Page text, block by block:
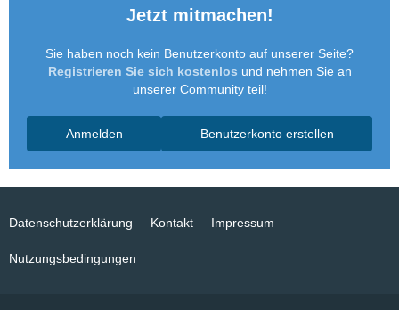
Jetzt mitmachen!
Sie haben noch kein Benutzerkonto auf unserer Seite?
Registrieren Sie sich kostenlos und nehmen Sie an
unserer Community teil!
Benutzerkonto erstellen
Anmelden
Datenschutzerklärung Kontakt Impressum
Nutzungsbedingungen